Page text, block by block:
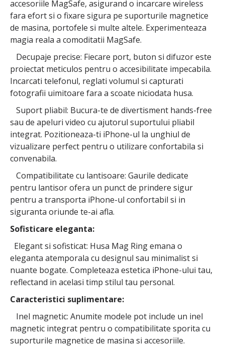
accesoriile MagSafe, asigurand o incarcare wireless
fara efort si o fixare sigura pe suporturile magnetice
de masina, portofele si multe altele. Experimenteaza
magia reala a comoditatii MagSafe.
Decupaje precise: Fiecare port, buton si difuzor este
proiectat meticulos pentru o accesibilitate impecabila.
Incarcati telefonul, reglati volumul si capturati
fotografii uimitoare fara a scoate niciodata husa.
Suport pliabil: Bucura-te de divertisment hands-free
sau de apeluri video cu ajutorul suportului pliabil
integrat. Pozitioneaza-ti iPhone-ul la unghiul de
vizualizare perfect pentru o utilizare confortabila si
convenabila.
Compatibilitate cu lantisoare: Gaurile dedicate
pentru lantisor ofera un punct de prindere sigur
pentru a transporta iPhone-ul confortabil si in
siguranta oriunde te-ai afla.
Sofisticare eleganta:
Elegant si sofisticat: Husa Mag Ring emana o
eleganta atemporala cu designul sau minimalist si
nuante bogate. Completeaza estetica iPhone-ului tau,
reflectand in acelasi timp stilul tau personal.
Caracteristici suplimentare:
Inel magnetic: Anumite modele pot include un inel
magnetic integrat pentru o compatibilitate sporita cu
suporturile magnetice de masina si accesoriile.